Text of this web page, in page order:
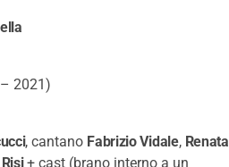
2021)
, cantano Fabrizio Vidale, Renata
+ cast (brano interno a un